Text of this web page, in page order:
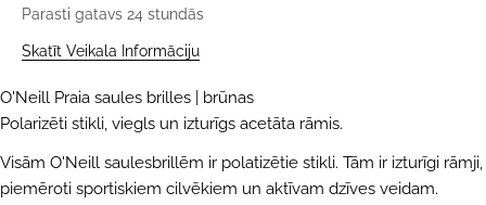
Parasti gatavs 24 stundās
Skatīt Veikala Informāciju
O'Neill Praia saules brilles | brūnas
Polarizēti stikli, viegls un izturīgs acetāta rāmis.
Visām O'Neill saulesbrillēm ir polatizētie stikli. Tām ir izturīgi rāmji,
piemēroti sportiskiem cilvēkiem un aktīvam dzīves veidam.
UZDOT JAUTĀJUMU